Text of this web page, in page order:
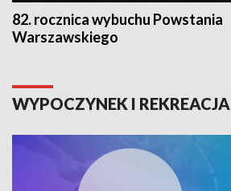
82. rocznica wybuchu Powstania
Warszawskiego
WYPOCZYNEK I REKREACJA